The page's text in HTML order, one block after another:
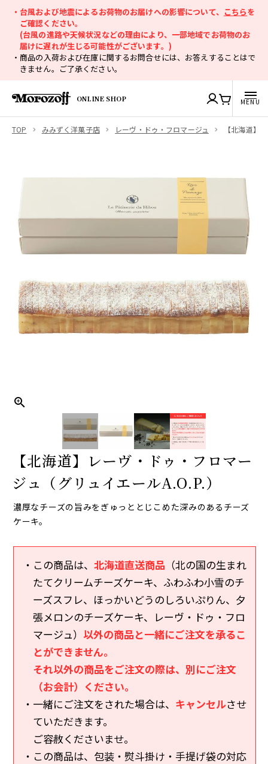
・台風および地震によるお荷物のお届けへの影響について、 こちらを
ご確認ください。
(台風の進路や天候状況などの理由により、一部地域でお荷物のお
届けに遅れが生じる可能性がございます。)
・商品の入荷および在庫に関するお問合せには、お答えすることはで
きません。ご了承ください。
ONLINE SHOP
TOP みみずく洋菓子店 レーヴ・ドゥ・フロマージュ 【北海道】
【北海道】レーヴ・ドゥ・フロマー
ジュ（グリュイエールA.O.P.）
濃厚なチーズの旨みをぎゅっととじこめた深みのあるチーズ
ケーキ。
・この商品は、 北海道直送商品 （北の国の生まれ
たてクリームチーズケーキ、ふわふわ小雪のチ
ーズスフレ、ほっかいどうのしろいぷりん、夕
張メロンのチーズケーキ、レーヴ・ドゥ・フロ
マージュ） 以外の商品と一緒にご注文を承るこ
とができません。
それ以外の商品をご注文の際は、別にご注文
（お会計）ください。
・一緒にご注文をされた場合は、 キャンセルさせ
ていただきます。
ご容赦くださいませ。
・この商品は、包装・熨斗掛け・手提げ袋の対応